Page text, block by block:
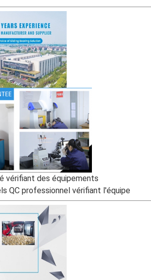
vérifiant des équipements
QC professionnel vérifiant l'équipe